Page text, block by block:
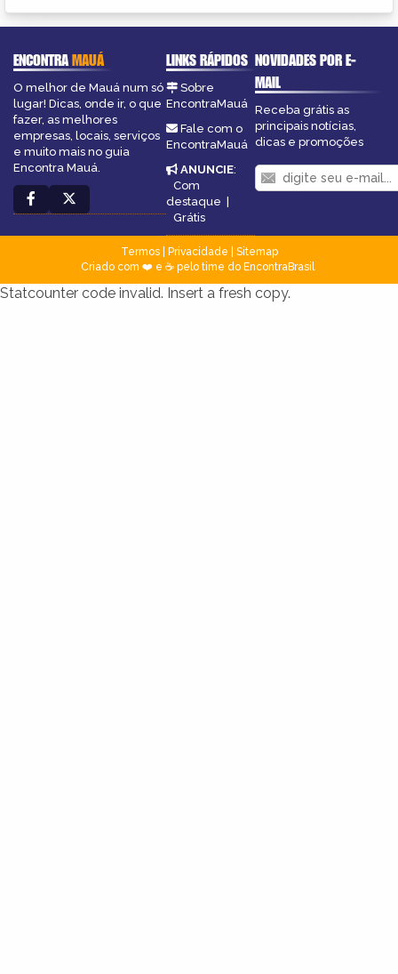
ENCONTRAMAUÁ
O melhor de Mauá num só
lugar! Dicas, onde ir, o que
fazer, as melhores
empresas, locais, serviços
e muito mais no guia
Encontra Mauá.
LINKS RÁPIDOS
Sobre
EncontraMauá
Fale com o
EncontraMauá
ANUNCIE:
Com
destaque
Grátis
NOVIDADES POR E-
MAIL
Receba grátis as
principais notícias,
dicas e promoções
Termos| Privacidade
Sitemap
Criado com ❤️ e ☕ pelo time do EncontraBrasil
Statcounter code invalid. Insert a fresh copy.